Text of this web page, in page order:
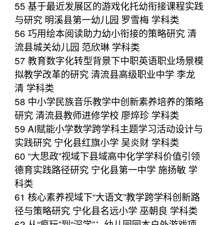
55 基于最近发展区的游戏化托幼衔接课程实践
与研究 明溪县第一幼儿园 罗雪梅 学科类
56 巧用绘本阅读助力幼小衔接的策略研究 清
流县城关幼儿园 范欣琳 学科类
57 教育数字化转型背景下中职英语职业场景模
拟教学改革的研究 清流县高级职业中学 李龙
清 学科类
58 中小学民族音乐教学中创新素养培养的策略
研究 清流县教师进修学校 廖焠珍 学科类
59 AI赋能小学数学跨学科主题学习活动设计与
实践研究 宁化县红旗小学 吴炎财 学科类
60 “大思政”视域下县域高中化学学科价值引领
德育实践路径研究 宁化县第一中学 施扬敏 学
科类
61 核心素养视域下“大语文”教学跨学科创新路
径与策略研究 宁化县名远小学 巫朝良 学科类